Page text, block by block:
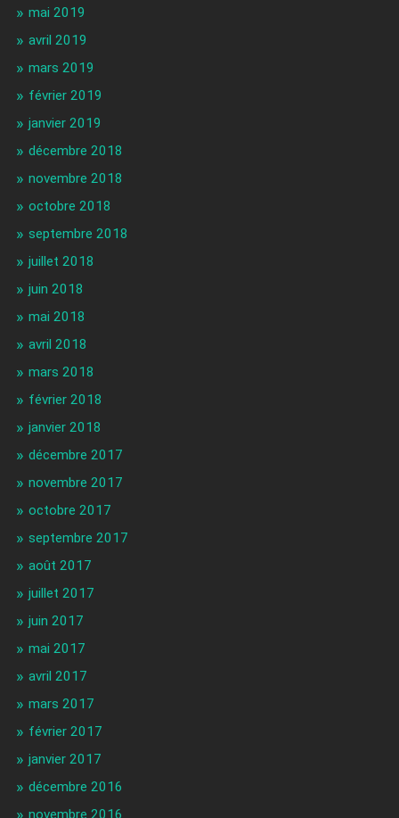
mai 2019
avril 2019
mars 2019
février 2019
janvier 2019
décembre 2018
novembre 2018
octobre 2018
septembre 2018
juillet 2018
juin 2018
mai 2018
avril 2018
mars 2018
février 2018
janvier 2018
décembre 2017
novembre 2017
octobre 2017
septembre 2017
août 2017
juillet 2017
juin 2017
mai 2017
avril 2017
mars 2017
février 2017
janvier 2017
décembre 2016